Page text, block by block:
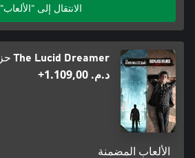
الانتقال إلى "الألعاب"
The Lucid Dreamer حزمة
د.م.‏ 1.109,00+
الألعاب المضمنة